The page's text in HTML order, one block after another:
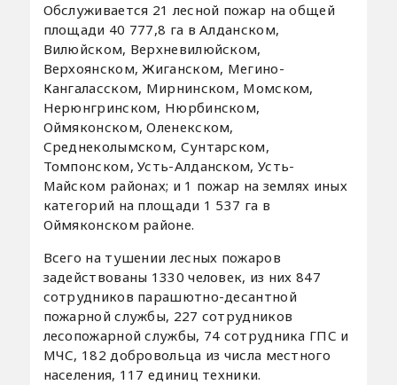
Обслуживается 21 лесной пожар на общей
площади 40 777,8 га в Алданском,
Вилюйском, Верхневилюйском,
Верхоянском, Жиганском, Мегино-
Кангаласском, Мирнинском, Момском,
Нерюнгринском, Нюрбинском,
Оймяконском, Оленекском,
Среднеколымском, Сунтарском,
Томпонском, Усть-Алданском, Усть-
Майском районах; и 1 пожар на землях иных
категорий на площади 1 537 га в
Оймяконском районе.
Всего на тушении лесных пожаров
задействованы 1330 человек, из них 847
сотрудников парашютно-десантной
пожарной службы, 227 сотрудников
лесопожарной службы, 74 сотрудника ГПС и
МЧС, 182 добровольца из числа местного
населения, 117 единиц техники.